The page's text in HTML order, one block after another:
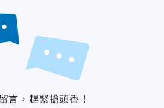
言，趕緊搶頭香！